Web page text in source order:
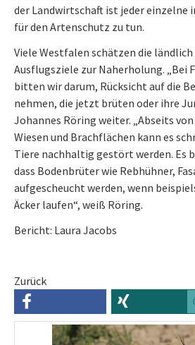
der Landwirtschaft ist jeder einzelne
für den Artenschutz zu tun.
Viele Westfalen schätzen die
Ausflugsziele zur Naherholung.
bitten wir darum, Rücksicht auf die
nehmen, die jetzt brüten oder ihre
Johannes Röring weiter. „Abseits
Wiesen und Brachflächen kann es
Tiere nachhaltig gestört werden. Es
dass Bodenbrüter wie Rebhühner,
aufgescheucht werden, wenn
Äcker laufen“, weiß Röring.
Bericht: Laura Jacobs
Zurück